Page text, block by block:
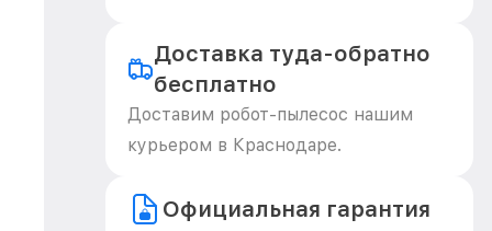
Доставка туда-обратно
бесплатно
Доставим робот-пылесос нашим
курьером в Краснодаре.
Официальная гарантия